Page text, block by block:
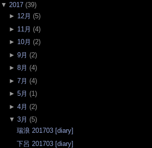
▼ 2017 (39)
► 12月 (5)
► 11月 (4)
► 10月 (2)
► 9月 (2)
► 8月 (4)
► 7月 (4)
► 5月 (1)
► 4月 (2)
▼ 3月 (5)
瑞浪 201703 [diary]
下呂 201703 [diary]